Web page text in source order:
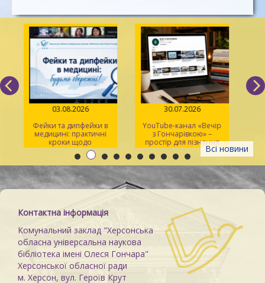
Всі новини
03.08.2026
Фейки та дипфейки в
медицині: практичні
кроки щодо
розпізнавання
30.07.2026
YouTube-канал «Вечір
з Гончарівкою» –
простір для пізнання
та натхнення
Контактна інформація
Комунальний заклад "Херсонська
обласна універсальна наукова
бібліотека імені Олеся Гончара"
Херсонської обласної ради
м. Херсон, вул. Героїв Крут